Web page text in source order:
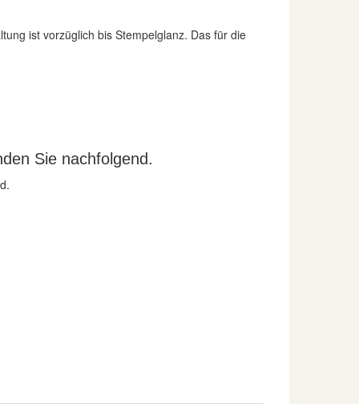
ist vorzüglich bis Stempelglanz. Das für die
Sie nachfolgend.